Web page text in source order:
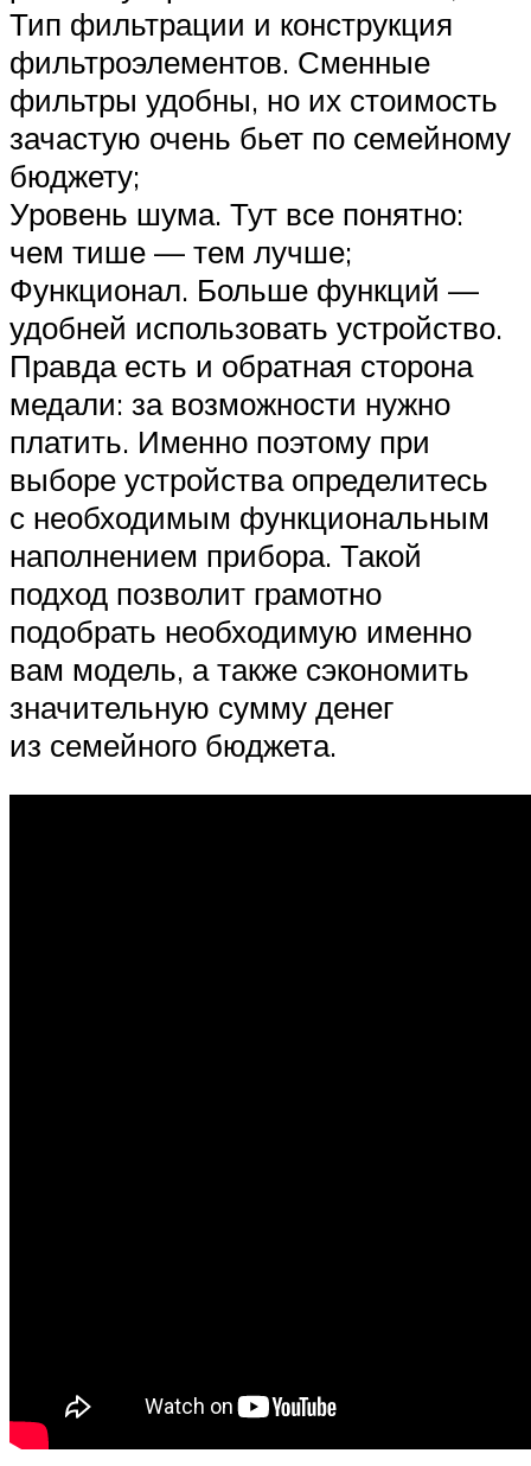
Тип фильтрации и конструкция
фильтроэлементов. Сменные
фильтры удобны, но их стоимость
зачастую очень бьет по семейному
бюджету;
Уровень шума. Тут все понятно:
чем тише — тем лучше;
Функционал. Больше функций —
удобней использовать устройство.
Правда есть и обратная сторона
медали: за возможности нужно
платить. Именно поэтому при
выборе устройства определитесь
с необходимым функциональным
наполнением прибора. Такой
подход позволит грамотно
подобрать необходимую именно
вам модель, а также сэкономить
значительную сумму денег
из семейного бюджета.